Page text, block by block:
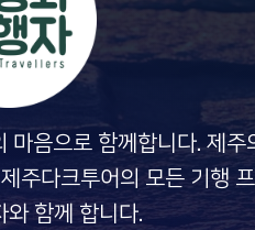
음으로 함께합니다. 제주
주다크투어의 모든 기행
와 함께 합니다.